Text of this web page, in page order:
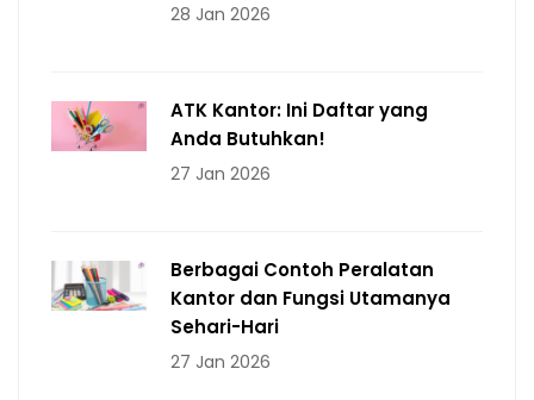
28 Jan 2026
ATK Kantor: Ini Daftar yang
Anda Butuhkan!
27 Jan 2026
Berbagai Contoh Peralatan
Kantor dan Fungsi Utamanya
Sehari-Hari
27 Jan 2026